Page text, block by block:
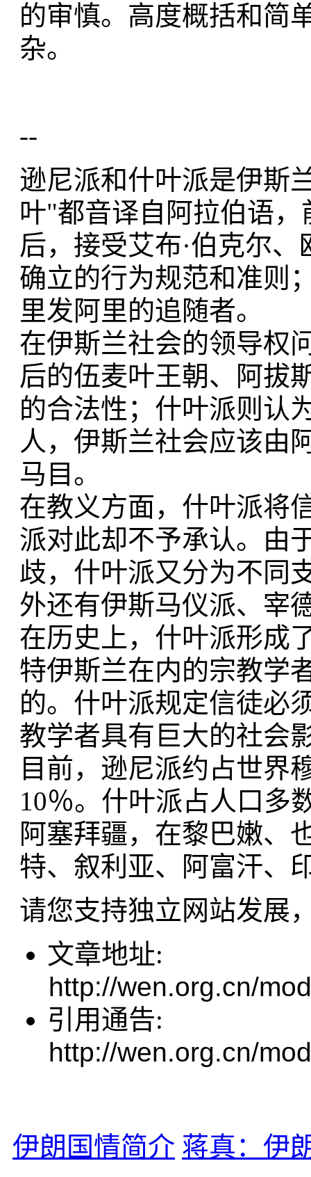
的审慎。高度概括和简
杂。
--
逊尼派和什叶派是伊斯
叶"都音译自阿拉伯语
后，接受艾布·伯克尔
确立的行为规范和准则
里发阿里的追随者。
在伊斯兰社会的领导权
后的伍麦叶王朝、阿拔
的合法性；什叶派则认
人，伊斯兰社会应该由
马目。
在教义方面，什叶派将
派对此却不予承认。由
歧，什叶派又分为不同
外还有伊斯马仪派、宰
在历史上，什叶派形成
特伊斯兰在内的宗教学
的。什叶派规定信徒必
教学者具有巨大的社会
目前，逊尼派约占世界
10％。什叶派占人口多
阿塞拜疆，在黎巴嫩、
特、叙利亚、阿富汗、
请您支持独立网站发展
文章地址:
http://wen.org.cn/
引用通告:
http://wen.org.cn/
伊朗国情简介 蒋真：伊